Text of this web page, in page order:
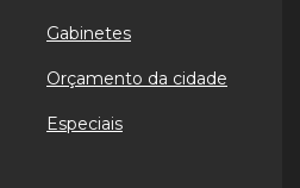
Gabinetes
Orçamento da cidade
Especiais